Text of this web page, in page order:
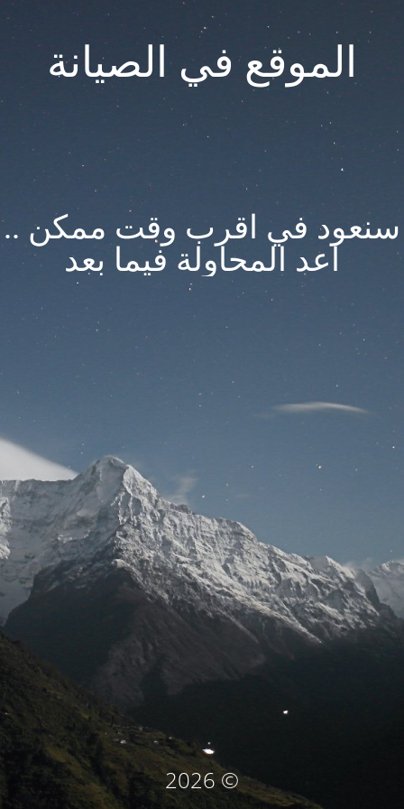
الموقع في الصيانة
سنعود في اقرب وقت ممكن ..
اعد المحاولة فيما بعد
© 2026